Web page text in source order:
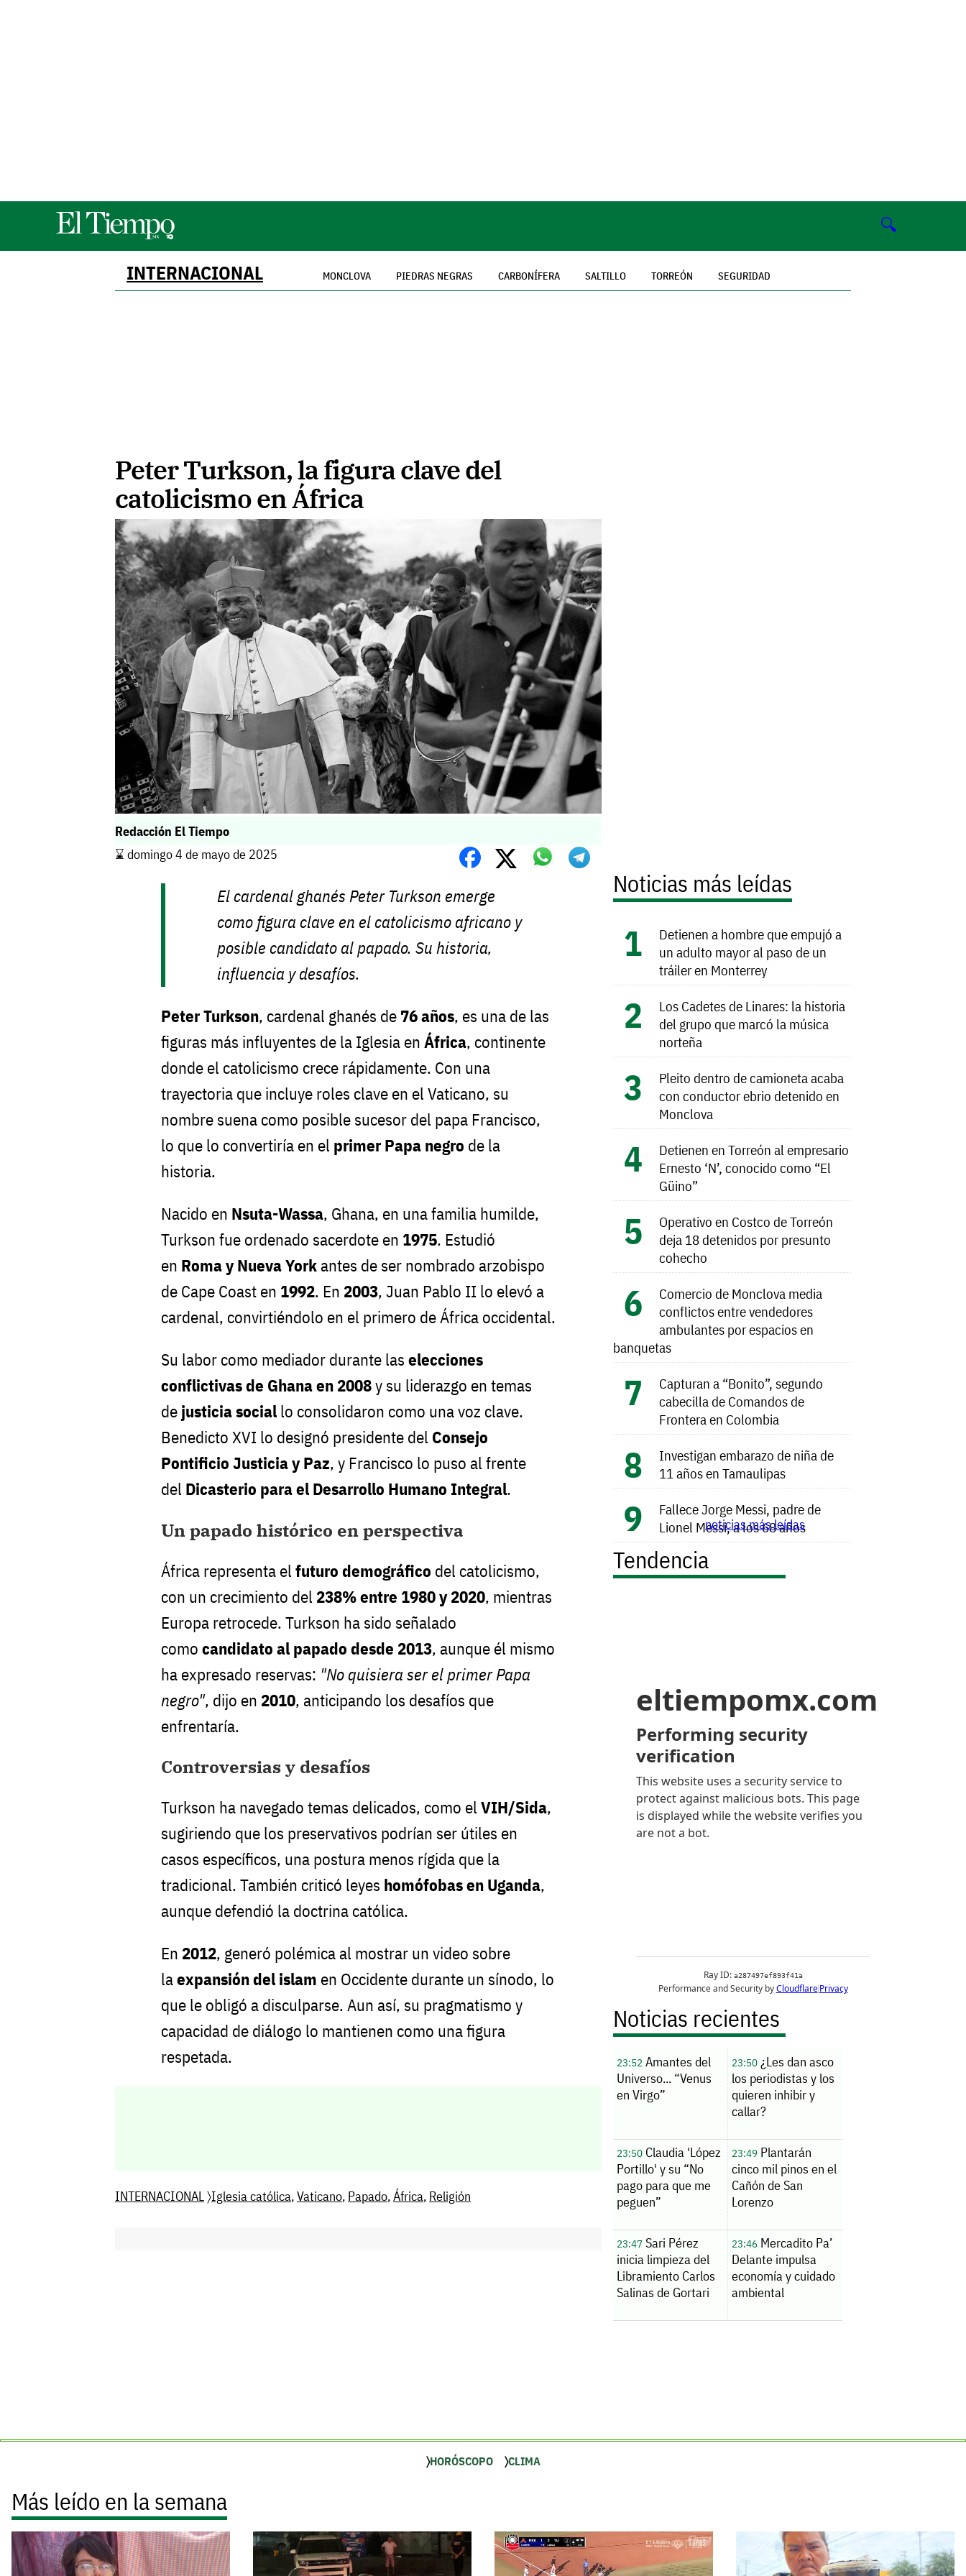
🔍
INTERNACIONAL MONCLOVA PIEDRAS NEGRAS CARBONÍFERA SALTILLO TORREÓN SEGURIDAD
Peter Turkson, la figura clave del
catolicismo en África
Redacción El Tiempo
⌛️ domingo 4 de mayo de 2025
El cardenal ghanés Peter Turkson emerge
como figura clave en el catolicismo africano y
posible candidato al papado. Su historia,
influencia y desafíos.
Peter Turkson, cardenal ghanés de 76 años, es una de las
figuras más influyentes de la Iglesia en África, continente
donde el catolicismo crece rápidamente. Con una
trayectoria que incluye roles clave en el Vaticano, su
nombre suena como posible sucesor del papa Francisco,
lo que lo convertiría en el primer Papa negro de la
historia.
Nacido en Nsuta-Wassa, Ghana, en una familia humilde,
Turkson fue ordenado sacerdote en 1975. Estudió
en Roma y Nueva York antes de ser nombrado arzobispo
de Cape Coast en 1992. En 2003, Juan Pablo II lo elevó a
cardenal, convirtiéndolo en el primero de África occidental.
Su labor como mediador durante las elecciones
conflictivas de Ghana en 2008y su liderazgo en temas
de justicia social lo consolidaron como una voz clave.
Benedicto XVI lo designó presidente del Consejo
Pontificio Justicia y Paz, y Francisco lo puso al frente
del Dicasterio para el Desarrollo Humano Integral.
Un papado histórico en perspectiva
África representa el futuro demográfico del catolicismo,
con un crecimiento del 238% entre 1980 y 2020, mientras
Europa retrocede. Turkson ha sido señalado
como candidato al papado desde 2013, aunque él mismo
ha expresado reservas: "No quisiera ser el primer Papa
negro", dijo en 2010, anticipando los desafíos que
enfrentaría.
Controversias y desafíos
Turkson ha navegado temas delicados, como el VIH/Sida,
sugiriendo que los preservativos podrían ser útiles en
casos específicos, una postura menos rígida que la
tradicional. También criticó leyes homófobas en Uganda,
aunque defendió la doctrina católica.
En 2012, generó polémica al mostrar un video sobre
laexpansión del islam en Occidente durante un sínodo, lo
que le obligó a disculparse. Aun así, su pragmatismo y
capacidad de diálogo lo mantienen como una figura
respetada.
INTERNACIONAL〉Iglesia católica,Vaticano, Papado,África, Religión
Noticias más leídas
Detienen a hombre que empujó a
un adulto mayor al paso de un
tráiler en Monterrey
Los Cadetes de Linares: la historia
del grupo que marcó la música
norteña
Pleito dentro de camioneta acaba
con conductor ebrio detenido en
Monclova
Detienen en Torreón al empresario
Ernesto ‘N’, conocido como “El
Güino”
Operativo en Costco de Torreón
deja 18 detenidos por presunto
cohecho
Comercio de Monclova media
conflictos entre vendedores
ambulantes por espacios en
banquetas
Capturan a “Bonito”, segundo
cabecilla de Comandos de
Frontera en Colombia
Investigan embarazo de niña de
11 años en Tamaulipas
Fallece Jorge Messi, padre de
Lionel Messi, a los 68 años
noticias más leídas
Tendencia
Noticias recientes
23:52 Amantes del
Universo... “Venus
en Virgo”
23:50¿Les dan asco
los periodistas y los
quieren inhibir y
callar?
23:50 Claudia 'López
Portillo' y su “No
pago para que me
peguen”
23:49Plantarán
cinco mil pinos en el
Cañón de San
Lorenzo
23:47 Sari Pérez
inicia limpieza del
Libramiento Carlos
Salinas de Gortari
23:46Mercadito Pa’
Delante impulsa
economía y cuidado
ambiental
HORÓSCOPO CLIMA
Más leído en la semana